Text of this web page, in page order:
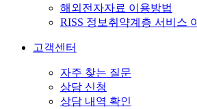
해외전자자료 이용방법
RISS 정보취약계층 서비스
고객센터
자주 찾는 질문
상담 신청
상담 내역 확인